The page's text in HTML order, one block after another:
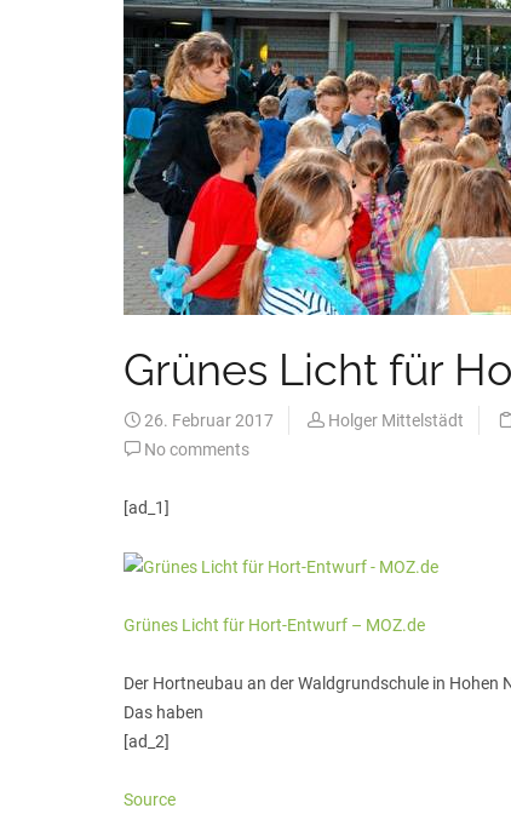
Grünes Licht für
26. Februar 2017 Holger Mittelstädt
No comments
[ad_1]
Grünes Licht für Hort-Entwurf – MOZ.de
Der Hortneubau an der Waldgrundschule in
Das haben
[ad_2]
Source